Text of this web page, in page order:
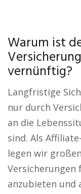
Warum ist
vernünftig?
Langfristige
nur durch
an die
sind. Als
legen wir
Versicherungen
anzubieten und